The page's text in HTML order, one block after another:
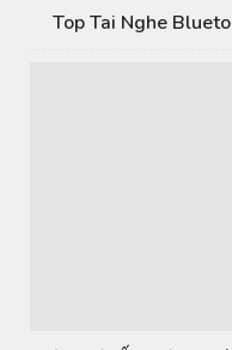
Top Tai Nghe